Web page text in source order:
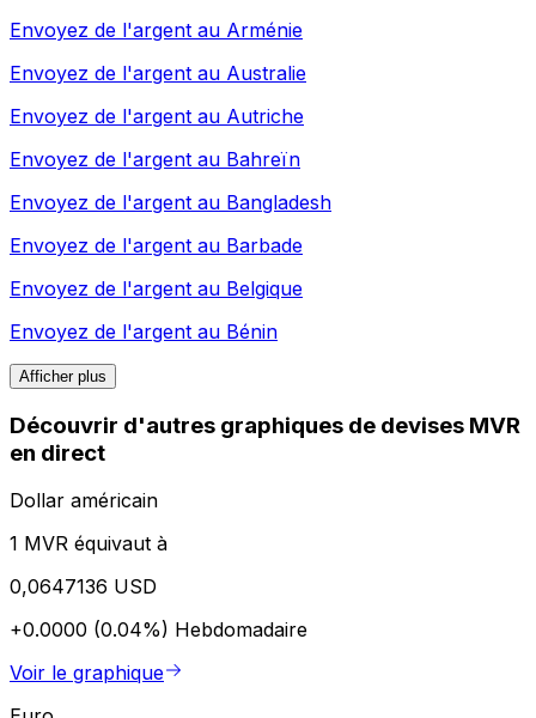
Envoyez de l'argent au Arménie
Envoyez de l'argent au Australie
Envoyez de l'argent au Autriche
Envoyez de l'argent au Bahreïn
Envoyez de l'argent au Bangladesh
Envoyez de l'argent au Barbade
Envoyez de l'argent au Belgique
Envoyez de l'argent au Bénin
Afficher plus
Découvrir d'autres graphiques de devises MVR
en direct
Dollar américain
1 MVR équivaut à
0,0647136 USD
+0.0000 (0.04%) Hebdomadaire
Voir le graphique